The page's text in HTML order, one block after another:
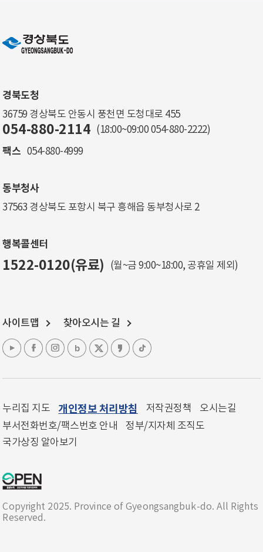
경북도청
36759 경상북도 안동시 풍천면 도청대로 455
054-880-2114 (18:00~09:00 054-880-2222)
팩스 054-880-4999
동부청사
37563 경상북도 포항시 북구 흥해읍 동부청사로 2
행복콜센터
1522-0120(유료) (월~금 9:00~18:00, 공휴일 제외)
사이트맵 찾아오시는 길
누리집 지도 개인정보 처리방침 저작권정책
오시는길
부서전화번호/팩스번호 안내
정부/지자체 조직도
국가상징 알아보기
Copyright 2025. Province of Gyeongsangbuk-do. All Rights
Reserved.